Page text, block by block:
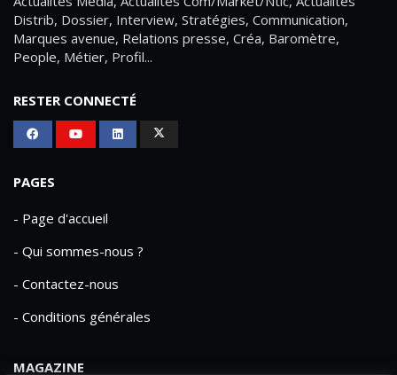
Distrib, Dossier, Interview, Stratégies, Communication,
People, Métier, Profil...
RESTER CONNECTÉ